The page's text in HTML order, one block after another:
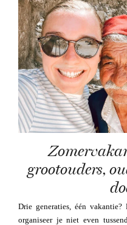
grootouders,
Drie generaties, één
organiseer je niet even